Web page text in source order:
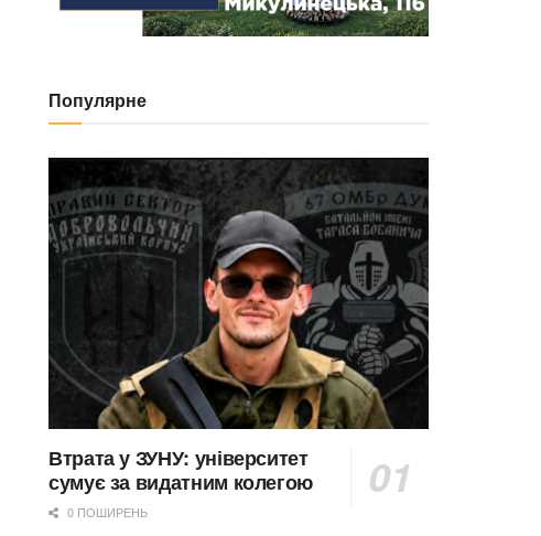
Популярне
Втрата у ЗУНУ: університет
сумує за видатним колегою
0 ПОШИРЕНЬ